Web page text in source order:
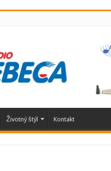
Životný štýl Kontakt